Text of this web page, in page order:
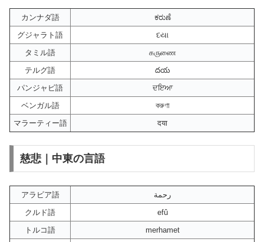
カンナダ語
ಕರುಣೆ
グジャラト語
દયા
タミル語
கருணை
テルグ語
దయ
パンジャビ語
ਦਇਆ
ベンガル語
করুণা
マラーティー語
दया
慈悲｜中東の言語
アラビア語
رحمة
クルド語
efû
トルコ語
merhamet